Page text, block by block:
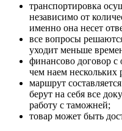
транспортировка
независимо от
именно она несет
все вопросы
уходит меньше
финансово договор с
чем наем нескольких
маршрут
берут на себя все
работу с таможней;
товар может быть